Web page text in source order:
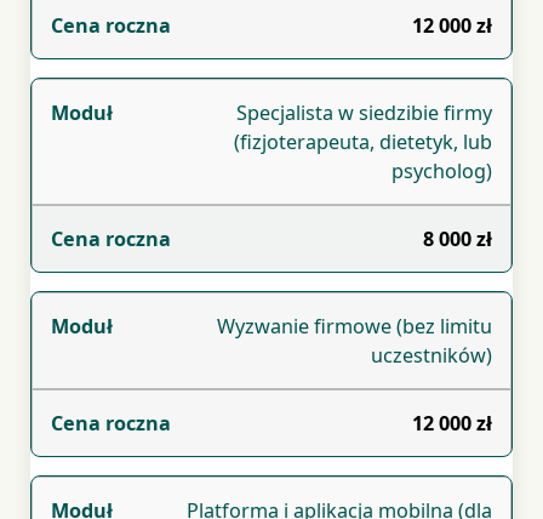
12 000 zł
Specjalista w siedzibie firmy
(fizjoterapeuta, dietetyk, lub
psycholog)
8 000 zł
Wyzwanie firmowe (bez limitu
uczestników)
12 000 zł
Platforma i aplikacja mobilna (dla